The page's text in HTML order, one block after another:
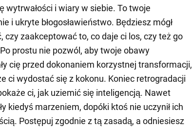
wytrwałości i wiary w siebie. To twoje
i ukryte błogosławieństwo. Będziesz mógł
czy zaakceptować to, co daje ci los, czy też go
prostu nie pozwól, aby twoje obawy
cię przed dokonaniem korzystnej transformacji,
ci wydostać się z kokonu. Koniec retrogradacji
ci, jak uziemić się inteligencją. Nawet
kiedyś marzeniem, dopóki ktoś nie uczynił ich
Postępuj zgodnie z tą zasadą, a odniesiesz